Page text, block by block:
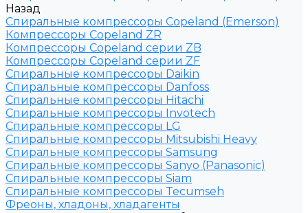
Назад
Спиральные компрессоры Copeland (Emerson)
Компрессоры Copeland ZR
Компрессоры Copeland серии ZB
Компрессоры Copeland серии ZF
Спиральные компрессоры Daikin
Спиральные компрессоры Danfoss
Спиральные компрессоры Hitachi
Спиральные компрессоры Invotech
Спиральные компрессоры LG
Спиральные компрессоры Mitsubishi Heavy
Спиральные компрессоры Samsung
Спиральные компрессоры Sanyo (Panasonic)
Спиральные компрессоры Siam
Спиральные компрессоры Tecumseh
Фреоны, хладоны, хладагенты